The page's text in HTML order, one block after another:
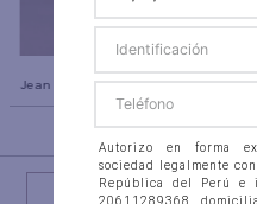
Jean Slim Straight Ae
Autorizo en forma
sociedad legalmente
República del Perú e